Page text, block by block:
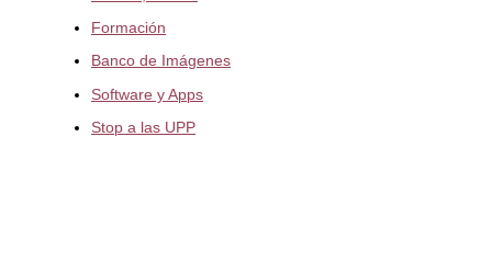
Formación
Banco de Imágenes
Software y Apps
Stop a las UPP